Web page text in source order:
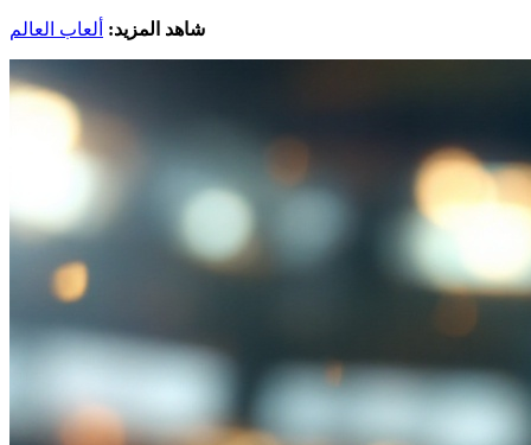
شاهد المزيد: ألعاب العالم